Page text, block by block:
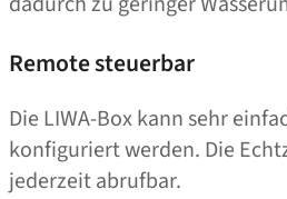
Remote steuerbar
Die LIWA-Box kann sehr
konfiguriert werden. Die
jederzeit abrufbar.